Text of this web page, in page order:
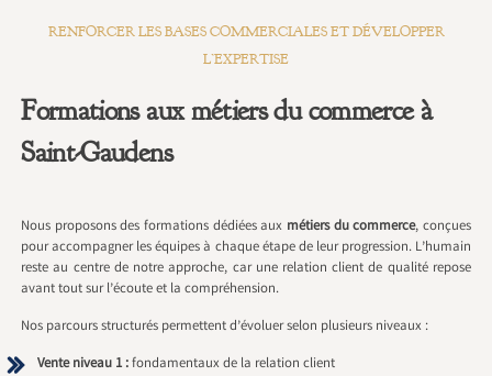
RENFORCER LES BASES COMMERCIALES ET DÉVELOPPER
L’EXPERTISE
Formations aux métiers du commerce à
Saint-Gaudens
Nous proposons des formations dédiées aux métiers du commerce, conçues
pour accompagner les équipes à chaque étape de leur progression. L’humain
reste au centre de notre approche, car une relation client de qualité repose
avant tout sur l’écoute et la compréhension.
Nos parcours structurés permettent d’évoluer selon plusieurs niveaux :
Vente niveau 1 :fondamentaux de la relation client